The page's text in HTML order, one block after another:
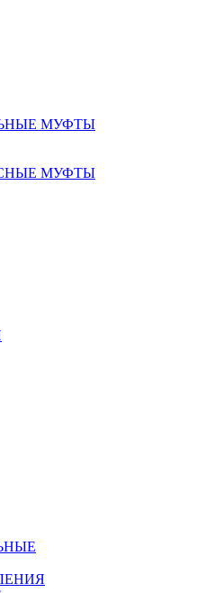
МУФТЫ
МУФТЫ